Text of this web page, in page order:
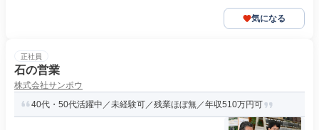
気になる
正社員
石の営業
株式会社サンポウ
40代・50代活躍中／未経験可／残業ほぼ無／年収510万円可